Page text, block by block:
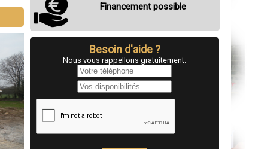
Financement possible
Besoin d'aide ?
Nous vous rappellons gratuitement.